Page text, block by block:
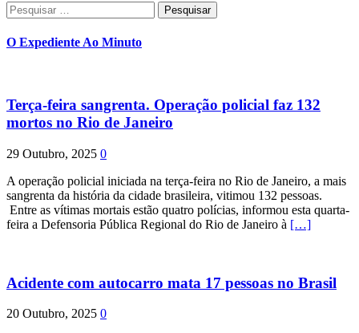
Pesquisar
por:
O Expediente Ao Minuto
Terça-feira sangrenta. Operação policial faz 132
mortos no Rio de Janeiro
29 Outubro, 2025 0
A operação policial iniciada na terça-feira no Rio de Janeiro, a mais
sangrenta da história da cidade brasileira, vitimou 132 pessoas.
Entre as vítimas mortais estão quatro polícias, informou esta quarta-
feira a Defensoria Pública Regional do Rio de Janeiro à […]
Acidente com autocarro mata 17 pessoas no Brasil
20 Outubro, 2025 0